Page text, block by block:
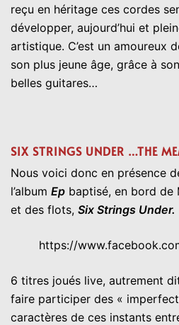
reçu en héritage ces cordes
développer, aujourd’hui et
artistique. C’est un amoureux
son plus jeune âge, grâce à
belles guitares…
SIX STRINGS UNDER …THE
Nous voici donc en présence
l’album Ep baptisé, en bord de
et des flots, Six Strings Under.
https://
6 titres joués live, autrement
faire participer des «
caractères de ces instants